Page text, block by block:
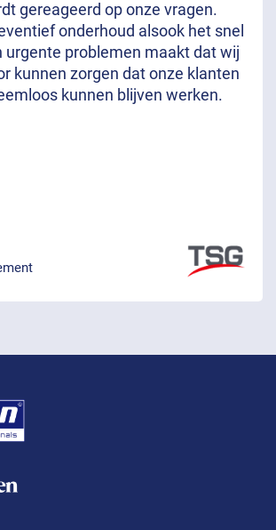
gereageerd op onze vragen.
onderhoud alsook het snel
urgente problemen maakt dat wij
kunnen zorgen dat onze klanten
kunnen blijven werken.